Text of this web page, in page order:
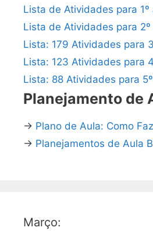
Lista de Atividades para 1º
Lista de Atividades para 2º
Lista: 179 Atividades para
Lista: 123 Atividades para
Lista: 88 Atividades para
Planejamento de
→ Plano de Aula: Como
→ Planejamentos de Aula
Março: